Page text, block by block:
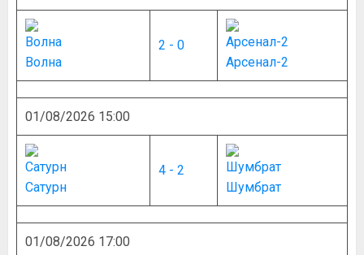
Волна
2 - 0
Арсенал-2
01/08/2026 15:00
Сатурн
4 - 2
Шумбрат
01/08/2026 17:00